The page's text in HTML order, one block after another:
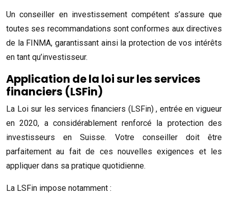
Un conseiller en investissement compétent s’assure que
toutes ses recommandations sont conformes aux directives
de la FINMA, garantissant ainsi la protection de vos intérêts
en tant qu’investisseur.
Application de la loi sur les services
financiers (LSFin)
La Loi sur les services financiers (LSFin) , entrée en vigueur
en 2020, a considérablement renforcé la protection des
investisseurs en Suisse. Votre conseiller doit être
parfaitement au fait de ces nouvelles exigences et les
appliquer dans sa pratique quotidienne.
La LSFin impose notamment :